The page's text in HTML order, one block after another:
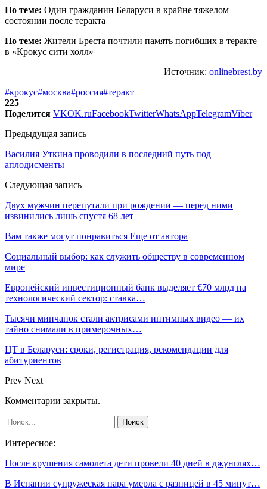
По теме: Один гражданин Беларуси в крайне тяжелом
состоянии после теракта
По теме: Жители Бреста почтили память погибших в теракте
в «Крокус сити холл»
Источник: onlinebrest.by
#крокус#москва#россия#теракт
225
Поделится VKOK.ruFacebookTwitterWhatsAppTelegramViber
Предыдущая запись
Василия Уткина проводили в последний путь под
аплодисменты
Следующая запись
Двух мужчин перепутали при рождении — перед ними
извинились лишь спустя 68 лет
Вам также могут понравиться Еще от автора
Социальный выбор: как служить обществу в современном
мире
Европейский инвестиционный банк выделяет €70 млрд на
технологический сектор: ставка…
Тысячи минчанок стали актрисами интимных видео — их
тайно снимали в примерочных…
ЦТ в Беларуси: сроки, регистрация, рекомендации для
абитуриентов
Prev Next
Комментарии закрыты.
Интересное:
После крушения самолета дети провели 40 дней в джунглях…
В Испании супружеская пара умерла с разницей в 45 минут…